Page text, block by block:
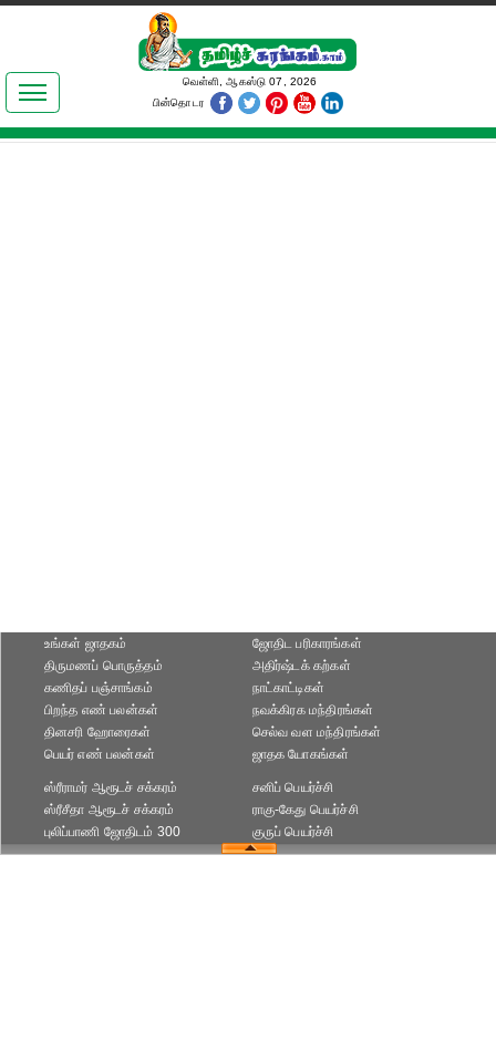
இலக்கியங்கள்
தமிழ் உலகம்
வெள்ளி, ஆகஸ்டு 07, 2026
பின்தொடர
உங்கள் ஜாதகம்
திருமணப் பொருத்தம்
கணிதப் பஞ்சாங்கம்
ஜோதிட ப‌ரிகார‌ங்க‌ள்
அதிர்ஷ்டக் கற்கள்
நாட்காட்டிகள்
பிறந்த எண் பலன்கள்
தினசரி ஹோரைகள்
பெயர் எண் பலன்கள்
நவக்கிரக மந்திரங்கள்
செல்வ வள மந்திரங்கள்
ஜாதக யோகங்கள்
ஸ்ரீராமர் ஆரூடச் சக்கரம்
ஸ்ரீசீதா ஆரூடச் சக்கரம்
புலிப்பாணி ஜோதிடம் 300
சனிப் பெயர்ச்சி
ராகு-கேது பெயர்ச்சி
குருப் பெயர்ச்சி